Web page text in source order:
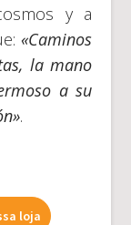
y a
«Caminos
la mano
a su
.
loja